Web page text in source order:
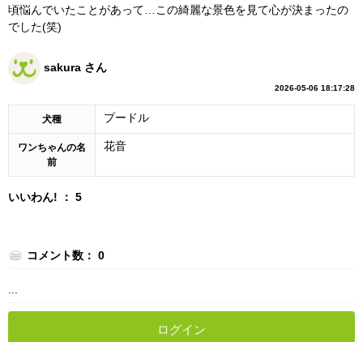
頃悩んでいたことがあって…この綺麗な景色を見て心が決まったの
でした(笑)
sakura さん
2026-05-06 18:17:28
犬種 プードル
ワンちゃんの名
前
花音
いいわん! ： 5
コメント数： 0
ログイン